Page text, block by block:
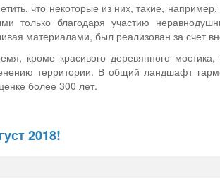
что некоторые из них, такие, например,
только благодаря участию
материалами, был реализован за счет
кроме красивого деревянного
территории. В общий ландшафт
более 300 лет.
2018!